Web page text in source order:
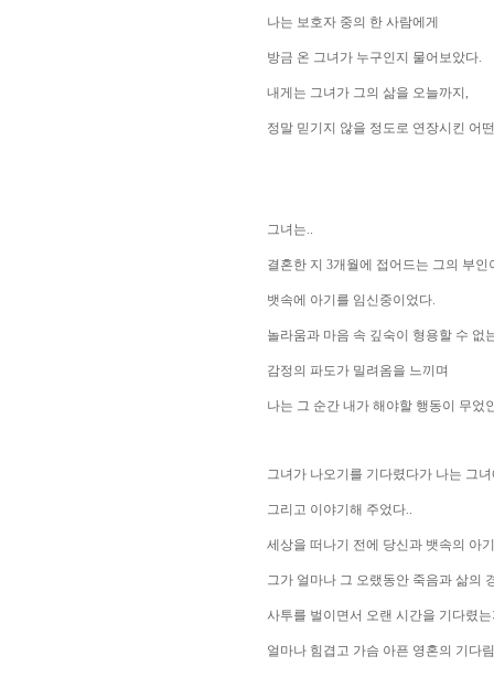
나는 보호자 중의 한 사람에게
방금 온 그녀가 누구인지 물어보았다.
내게는 그녀가 그의 삶을 오늘까지,
정말 믿기지 않을 정도로 연장시킨 어
그녀는..
결혼한 지 3개월에 접어드는 그의 부인
뱃속에 아기를 임신중이었다.
놀라움과 마음 속 깊숙이 형용할 수 없
감정의 파도가 밀려옴을 느끼며
나는 그 순간 내가 해야할 행동이 무었
그녀가 나오기를 기다렸다가 나는 그
그리고 이야기해 주었다..
세상을 떠나기 전에 당신과 뱃속의 아
그가 얼마나 그 오랬동안 죽음과 삶의
사투를 벌이면서 오랜 시간을 기다렸는
얼마나 힘겹고 가슴 아픈 영혼의 기다